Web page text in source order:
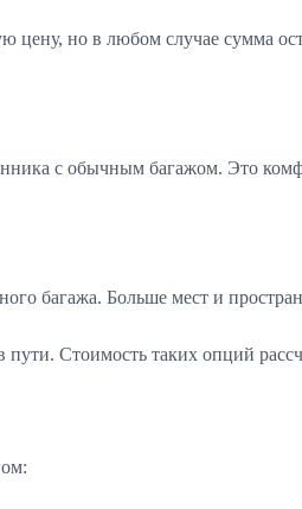
но в любом случае сумма
с обычным багажом. Это
багажа. Больше мест и
Стоимость таких опций